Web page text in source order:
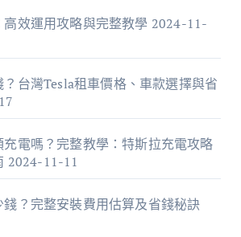
效運用攻略與完整教學 2024-11-
台灣Tesla租車價格、車款選擇與省
電嗎？完整教學：特斯拉充電攻略
2024-11-11
？完整安裝費用估算及省錢秘訣